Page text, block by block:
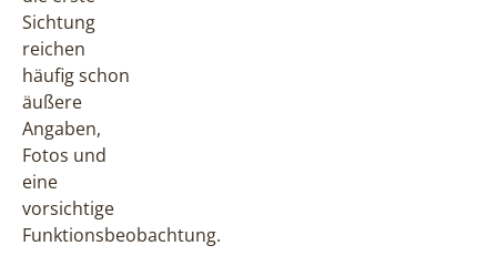
Sichtung
reichen
häufig schon
äußere
Angaben,
Fotos und
eine
vorsichtige
Funktionsbeobachtung.